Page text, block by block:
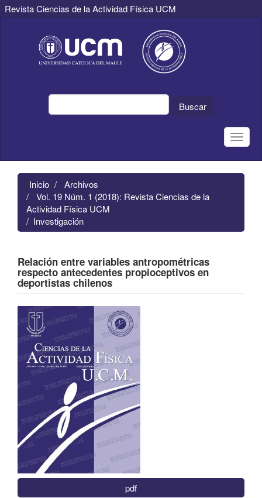
Revista Ciencias de la Actividad Física UCM
principal
Contenido
principal
Buscar
Toggle
Inicio
Archivos
Vol. 19 Núm. 1 (2018): Revista Ciencias de la
Actividad Física UCM
Investigación
Relación entre variables antropométricas
respecto antecedentes propioceptivos en
deportistas chilenos
Barra
lateral
del
artículo
pdf